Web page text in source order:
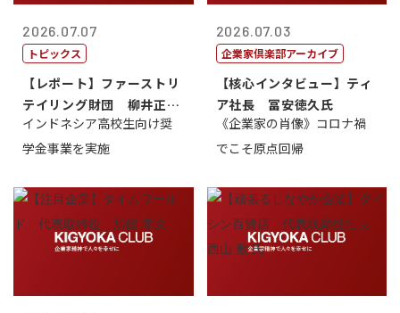
2026.07.07
トピックス
【レポート】ファーストリ
テイリング財団 柳井正
理事長
インドネシア高校生向け奨
学金事業を実施
2026.07.03
企業家倶楽部アーカイブ
【核心インタビュー】ティ
ア社長 冨安徳久氏
《企業家の肖像》コロナ禍
でこそ原点回帰